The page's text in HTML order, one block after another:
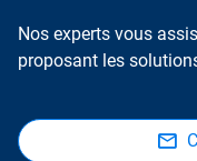
Nos experts vous
proposant les